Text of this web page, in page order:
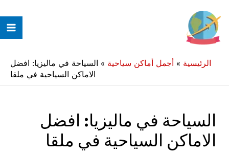
إلى
المحتوى
الرئيسية » أجمل أماكن سياحية » السياحة في ماليزيا: افضل
الاماكن السياحية في ملقا
السياحة في ماليزيا: افضل
الاماكن السياحية في ملقا